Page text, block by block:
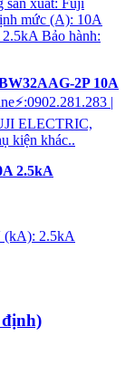
2P 10A
|
ELECTRIC,
kiện khác..
2.5kA
(kA): 2.5kA